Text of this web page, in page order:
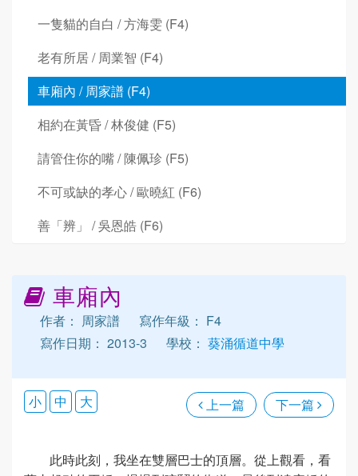
一隻貓的自白 / 方海雯 (F4)
老有所居 / 周業智 (F4)
車廂內 / 周家譜 (F4)
相約在黃昏 / 林俊健 (F5)
請管住你的嘴 / 陳佩珍 (F5)
不可或缺的孝心 / 歐曉紅 (F6)
善「辨」 / 吳恩皓 (F6)
車廂內
作者： 周家譜
寫作年級： F4
寫作日期： 2013-3
學校： 葵涌循道中學
上一篇 下一篇
小 中 大
此時此刻，我坐在雙層巴士的頂層。從上觀看，看